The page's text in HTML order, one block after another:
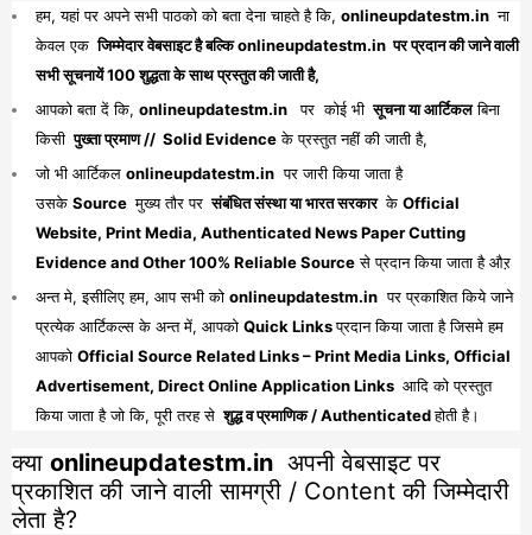
हम, यहां पर अपने सभी पाठको को बता देना चाहते है कि, onlineupdatestm.in ना
केवल एक जिम्मेदार वेबसाइट है बल्कि onlineupdatestm.in पर प्रदान की जाने वाली
सभी सूचनायें 100 शुद्धता के साथ प्रस्तुत की जाती है,
आपको बता दें कि, onlineupdatestm.in पर कोई भी सूचना या आर्टिकलबिना
किसी पुख्ता प्रमाण // Solid Evidenceके प्रस्तुत नहीं की जाती है,
जो भी आर्टिकल onlineupdatestm.in पर जारी किया जाता है
उसके Source मुख्य तौर पर संबंधित संस्था या भारत सरकार के Official
Website, Print Media, Authenticated News Paper Cutting
Evidence and Other 100% Reliable Sourceसे प्रदान किया जाता है औऱ
अन्त मे, इसीलिए हम, आप सभी को onlineupdatestm.in पर प्रकाशित किये जाने
प्रत्येक आर्टिकल्स के अन्त में, आपको Quick Linksप्रदान किया जाता है जिसमे हम
आपको Official Source Related Links – Print Media Links, Official
Advertisement, Direct Online Application Links आदि को प्रस्तुत
किया जाता है जो कि, पूरी तरह से शुद्ध व प्रमाणिक / Authenticatedहोती है।
क्या onlineupdatestm.in अपनी वेबसाइट पर
प्रकाशित की जाने वाली सामग्री / Content की जिम्मेदारी
लेता है?